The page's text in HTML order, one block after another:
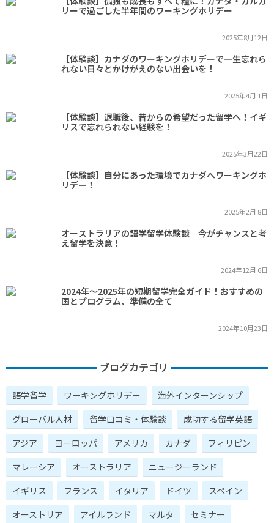
リーで過ごした半年間のワーキングホリデー
2025年8月12日
【体験談】カナダのワーキングホリデーで一生忘れら
れない日々とかけがえのない出会いを！
2025年4月 1日
【体験談】退職後、昔からの希望だった留学へ！イギ
リスで忘れられない経験を！
2025年3月22日
【体験談】自分にあった環境でカナダへワーキングホ
リデー！
2025年2月 8日
オーストラリアの語学留学体験談｜今がチャンスと考
え留学を決意！
2024年12月 6日
2024年～2025年の短期留学完全ガイド！おすすめの
国とプログラム、準備の全て
2024年10月23日
ブログカテゴリ
語学留学 ワーキングホリデー
海外インターンシップ
グローバル人材
留学口コミ・体験談
成功する留学英語
アジア
ヨーロッパ アメリカ カナダ
フィリピン
マレーシア
オーストラリア
ニュージーランド
イギリス
フランス イタリア ドイツ
スペイン
オーストリア
アイルランド マルタ
セミナー